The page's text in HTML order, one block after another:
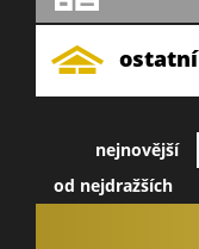
ostatní
nejnovější
od nejdražších